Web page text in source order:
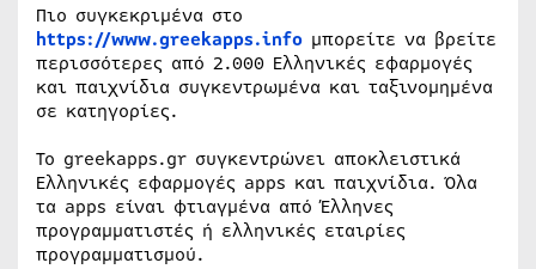
Πιο συγκεκριμένα στο
https://www.greekapps.info μπορείτε να βρείτε
περισσότερες από 2.000 Ελληνικές εφαρμογές
και παιχνίδια συγκεντρωμένα και ταξινομημένα
σε κατηγορίες.
Το greekapps.gr συγκεντρώνει αποκλειστικά
Ελληνικές εφαρμογές apps και παιχνίδια. Όλα
τα apps είναι φτιαγμένα από Έλληνες
προγραμματιστές ή ελληνικές εταιρίες
προγραμματισμού.